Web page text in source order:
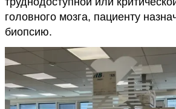
головного мозга, пациенту
биопсию.